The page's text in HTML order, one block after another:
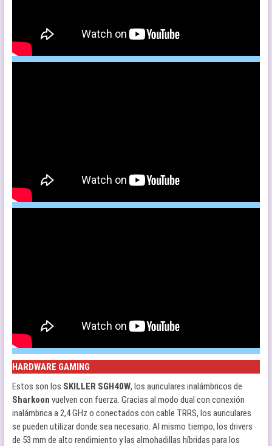
HARDWARE GAMING
Estos son los SKILLER SGH40W, los auriculares inalámbricos de
Sharkoon vuelven con fuerza. Gracias al modo dual con conexión
inalámbrica a 2,4 GHz o conectados con cable TRRS, los auriculares
se pueden utilizar donde sea necesario. Al mismo tiempo, los drivers
de 53 mm de alto rendimiento y las almohadillas híbridas para los